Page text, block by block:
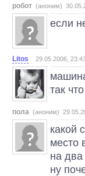
робот (аноним)
если
Litos 29.05.2006,
так
пола (аноним)
какой
место
на
ну